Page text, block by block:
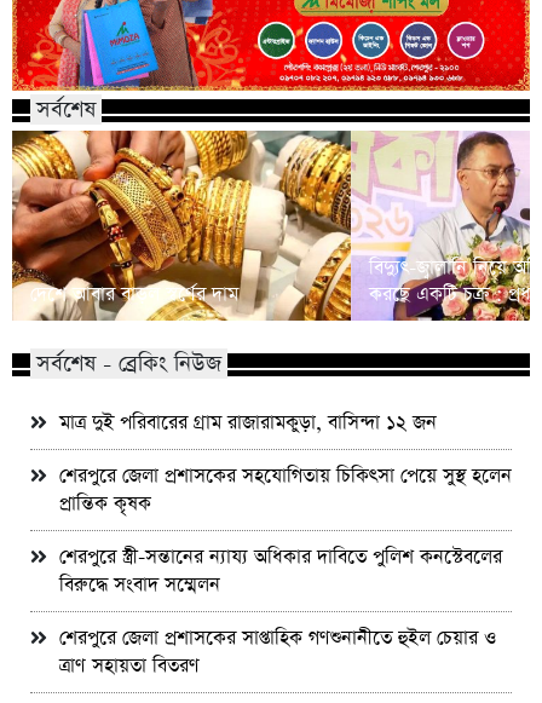
সর্বশেষ
দেশে আবার বাড়ল স্বর্ণের দাম
বিদ্যুৎ-জ্বালানি নিয়ে
করছে একটি চক্র :
সর্বশেষ - ব্রেকিং নিউজ
মাত্র দুই পরিবারের গ্রাম রাজারামকুড়া, বাসিন্দা ১২ জন
শেরপুরে জেলা প্রশাসকের সহযোগিতায় চিকিৎসা পেয়ে সুস্থ হলেন
প্রান্তিক কৃষক
শেরপুরে স্ত্রী-সন্তানের ন্যায্য অধিকার দাবিতে পুলিশ কনস্টেবলের
বিরুদ্ধে সংবাদ সম্মেলন
শেরপুরে জেলা প্রশাসকের সাপ্তাহিক গণশুনানীতে হুইল চেয়ার ও
ত্রাণ সহায়তা বিতরণ